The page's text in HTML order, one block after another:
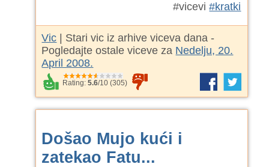
#vicevi#kratki
Vic | Stari vic iz arhive viceva dana -
Pogledajte ostale viceve za Nedelju, 20.
April 2008.
Rating:5.6/10 (305)
Došao Mujo kući i
zatekao Fatu...